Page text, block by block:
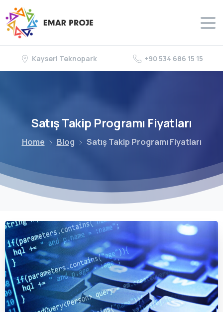
Kayseri Teknopark +90 534 686 15 15
SatışTakip Programı Fiyatları
Home Blog Satış Takip Programı Fiyatları